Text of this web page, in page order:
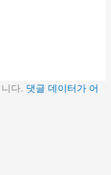
다. 댓글 데이터가 어